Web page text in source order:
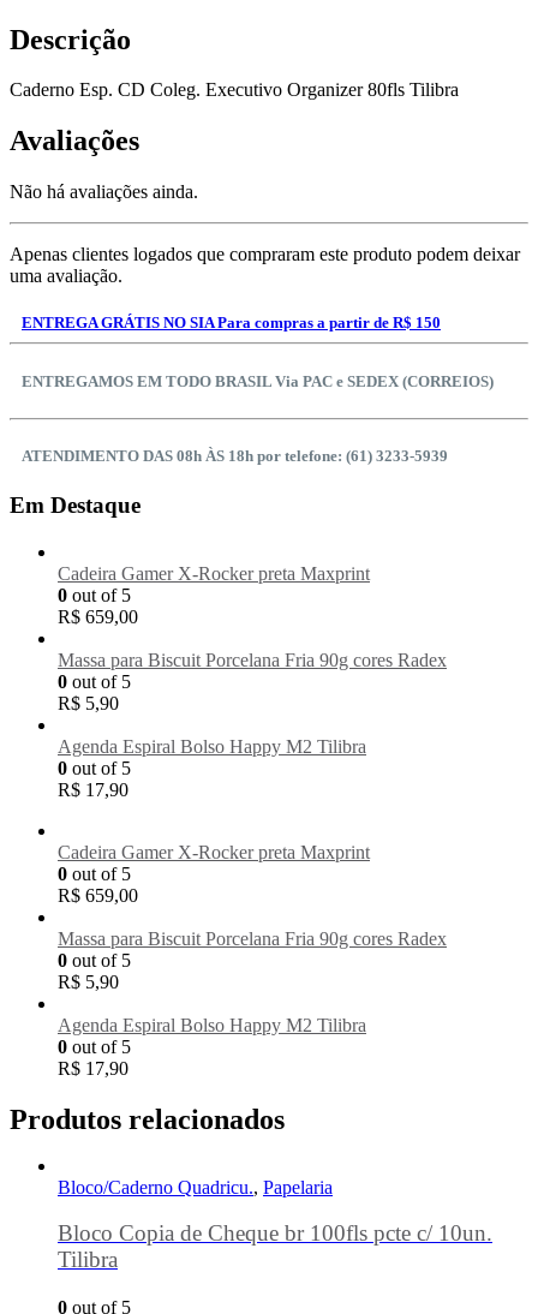
Descrição
Caderno Esp. CD Coleg. Executivo Organizer 80fls Tilibra
Avaliações
Não há avaliações ainda.
Apenas clientes logados que compraram este produto podem deixar
uma avaliação.
ENTREGA GRÁTIS NO SIA Para compras a partir de R$ 150
ENTREGAMOS EM TODO BRASIL Via PAC e SEDEX (CORREIOS)
ATENDIMENTO DAS 08h ÀS 18h por telefone: (61) 3233-5939
Em Destaque
Cadeira Gamer X-Rocker preta Maxprint
0 out of 5
R$ 659,00
Massa para Biscuit Porcelana Fria 90g cores Radex
0 out of 5
R$ 5,90
Agenda Espiral Bolso Happy M2 Tilibra
0 out of 5
R$ 17,90
Cadeira Gamer X-Rocker preta Maxprint
0 out of 5
R$ 659,00
Massa para Biscuit Porcelana Fria 90g cores Radex
0 out of 5
R$ 5,90
Agenda Espiral Bolso Happy M2 Tilibra
0 out of 5
R$ 17,90
Produtos relacionados
Bloco/Caderno Quadricu., Papelaria
Bloco Copia de Cheque br 100fls pcte c/ 10un.
Tilibra
0 out of 5